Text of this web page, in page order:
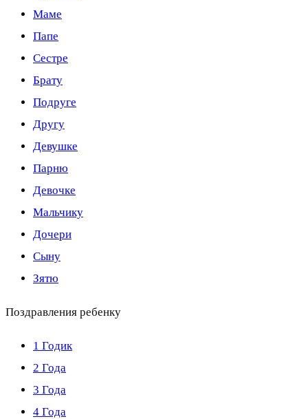
Маме
Папе
Сестре
Брату
Подруге
Другу
Девушке
Парню
Девочке
Мальчику
Дочери
Сыну
Зятю
Поздравления ребенку
1 Годик
2 Года
3 Года
4 Года